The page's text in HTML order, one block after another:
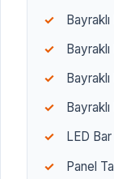
LED
Panel